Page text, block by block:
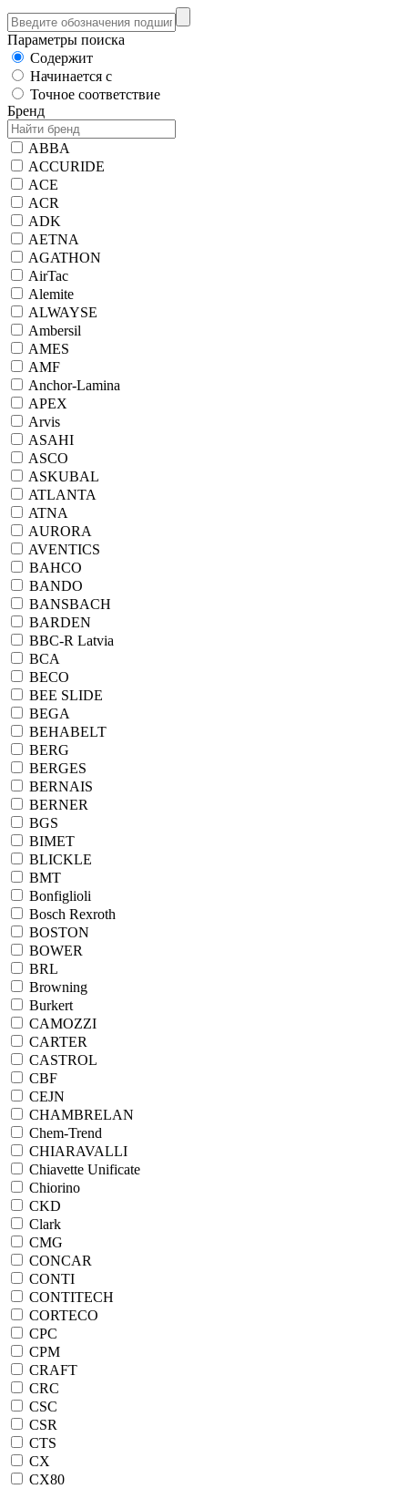
Параметры поиска
Содержит
Начинается с
Точное соответствие
Бренд
ABBA
ACCURIDE
ACE
ACR
ADK
AETNA
AGATHON
AirTac
Alemite
ALWAYSE
Ambersil
AMES
AMF
Anchor-Lamina
APEX
Arvis
ASAHI
ASCO
ASKUBAL
ATLANTA
ATNA
AURORA
AVENTICS
BAHCO
BANDO
BANSBACH
BARDEN
BBC-R Latvia
BCA
BECO
BEE SLIDE
BEGA
BEHABELT
BERG
BERGES
BERNAIS
BERNER
BGS
BIMET
BLICKLE
BMT
Bonfiglioli
Bosch Rexroth
BOSTON
BOWER
BRL
Browning
Burkert
CAMOZZI
CARTER
CASTROL
CBF
CEJN
CHAMBRELAN
Chem-Trend
CHIARAVALLI
Chiavette Unificate
Chiorino
CKD
Clark
CMG
CONCAR
CONTI
CONTITECH
CORTECO
CPC
CPM
CRAFT
CRC
CSC
CSR
CTS
CX
CX80